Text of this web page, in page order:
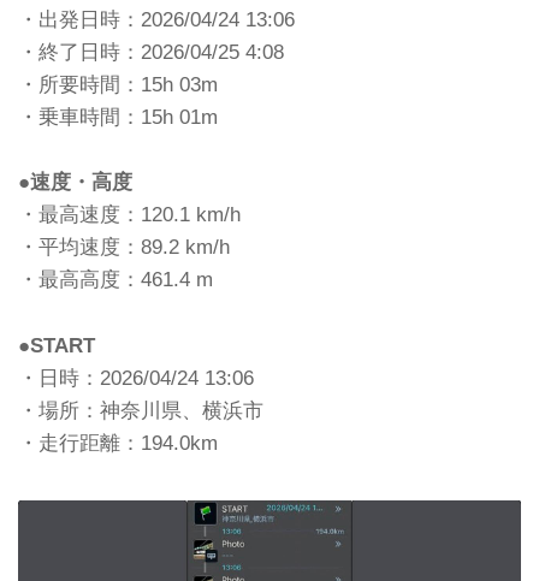
・出発日時：2026/04/24 13:06
・終了日時：2026/04/25 4:08
・所要時間：15h 03m
・乗車時間：15h 01m
●速度・高度
・最高速度：120.1 km/h
・平均速度：89.2 km/h
・最高高度：461.4 m
●START
・日時：2026/04/24 13:06
・場所：神奈川県、横浜市
・走行距離：194.0km